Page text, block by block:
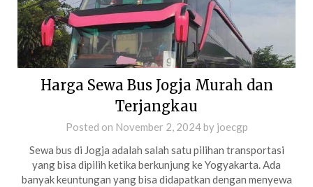
Harga Sewa Bus Jogja Murah dan
Terjangkau
Posted on November 2, 2024by joecgp
Sewa bus di Jogja adalah salah satu pilihan transportasi
yang bisa dipilih ketika berkunjung ke Yogyakarta. Ada
banyak keuntungan yang bisa didapatkan dengan menyewa